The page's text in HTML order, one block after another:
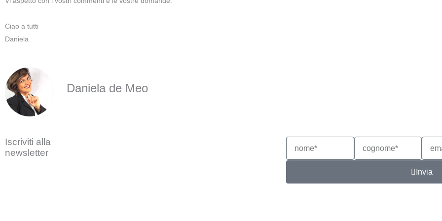
Ciao a tutti
Daniela
Daniela de Meo
Iscriviti alla
newsletter
Invia